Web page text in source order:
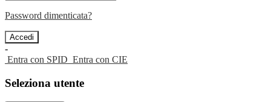
Password dimenticata?
-
Entra con SPID Entra con CIE
Seleziona utente